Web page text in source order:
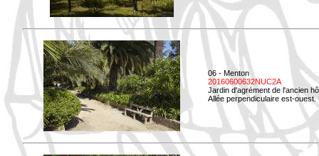
06 - Menton
20160600632NUC2A
Jardin d'agrément de l'ancien
Allée perpendiculaire est-ouest.